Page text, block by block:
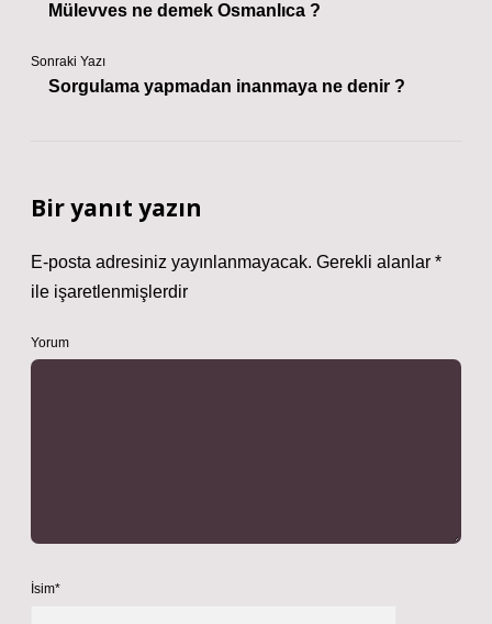
Mülevves ne demek Osmanlıca ?
Sonraki Yazı
Sorgulama yapmadan inanmaya ne denir ?
Bir yanıt yazın
E-posta adresiniz yayınlanmayacak. Gerekli alanlar *
ile işaretlenmişlerdir
Yorum
İsim*